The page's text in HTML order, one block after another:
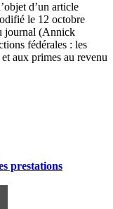
d’un article
le 12 octobre
journal (Annick
fédérales : les
aux primes au revenu
prestations